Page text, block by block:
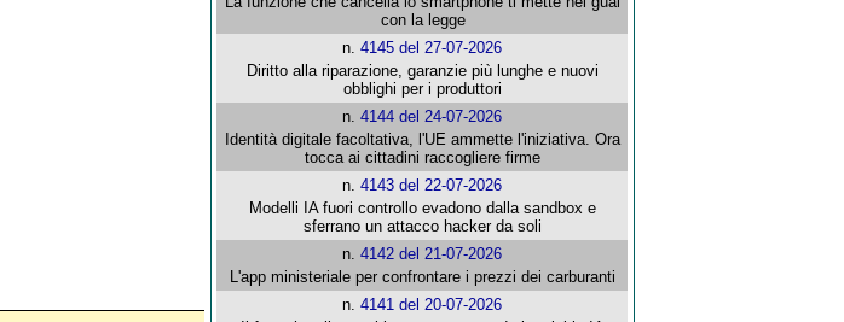
con la legge
n.4145 del 27-07-2026
Diritto alla riparazione, garanzie più lunghe e nuovi
obblighi per i produttori
n.4144 del 24-07-2026
Identità digitale facoltativa, l'UE ammette l'iniziativa. Ora
tocca ai cittadini raccogliere firme
n.4143 del 22-07-2026
Modelli IA fuori controllo evadono dalla sandbox e
sferrano un attacco hacker da soli
n.4142 del 21-07-2026
L'app ministeriale per confrontare i prezzi dei carburanti
n.4141 del 20-07-2026